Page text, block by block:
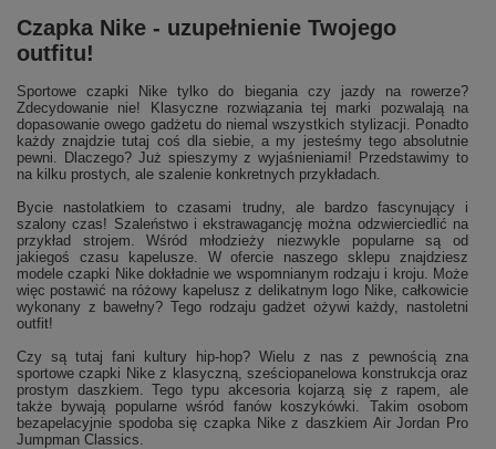
Czapka Nike - uzupełnienie Twojego
outfitu!
Sportowe czapki Nike tylko do biegania czy jazdy na rowerze?
Zdecydowanie nie! Klasyczne rozwiązania tej marki pozwalają na
dopasowanie owego gadżetu do niemal wszystkich stylizacji. Ponadto
każdy znajdzie tutaj coś dla siebie, a my jesteśmy tego absolutnie
pewni. Dlaczego? Już spieszymy z wyjaśnieniami! Przedstawimy to
na kilku prostych, ale szalenie konkretnych przykładach.
Bycie nastolatkiem to czasami trudny, ale bardzo fascynujący i
szalony czas! Szaleństwo i ekstrawagancję można odzwierciedlić na
przykład strojem. Wśród młodzieży niezwykle popularne są od
jakiegoś czasu kapelusze. W ofercie naszego sklepu znajdziesz
modele czapki Nike dokładnie we wspomnianym rodzaju i kroju. Może
więc postawić na różowy kapelusz z delikatnym logo Nike, całkowicie
wykonany z bawełny? Tego rodzaju gadżet ożywi każdy, nastoletni
outfit!
Czy są tutaj fani kultury hip-hop? Wielu z nas z pewnością zna
sportowe czapki Nike z klasyczną, sześciopanelowa konstrukcja oraz
prostym daszkiem. Tego typu akcesoria kojarzą się z rapem, ale
także bywają popularne wśród fanów koszykówki. Takim osobom
bezapelacyjnie spodoba się czapka Nike z daszkiem Air Jordan Pro
Jumpman Classics.